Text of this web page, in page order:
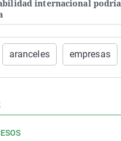
internacional
aranceles empresas